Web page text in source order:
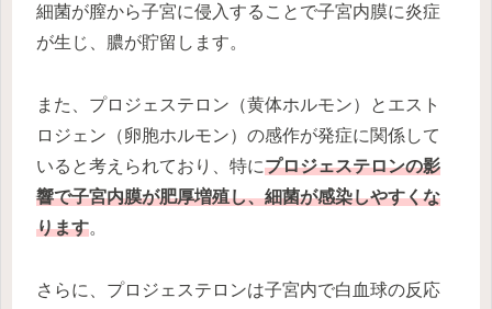
細菌が膣から子宮に侵入することで子宮内膜に炎症
が生じ、膿が貯留します。
また、プロジェステロン（黄体ホルモン）とエスト
ロジェン（卵胞ホルモン）の感作が発症に関係して
いると考えられており、特にプロジェステロンの影
響で子宮内膜が肥厚増殖し、細菌が感染しやすくな
ります。
さらに、プロジェステロンは子宮内で白血球の反応